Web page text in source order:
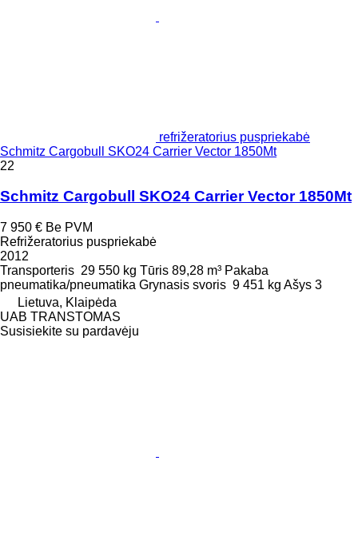
refrižeratorius puspriekabė
Schmitz Cargobull SKO24 Carrier Vector 1850Mt
22
Schmitz Cargobull SKO24 Carrier Vector 1850Mt
7 950 € Be PVM
Refrižeratorius puspriekabė
2012
Transporteris 29 550 kg Tūris 89,28 m³ Pakaba
pneumatika/pneumatika Grynasis svoris 9 451 kg Ašys 3
Lietuva, Klaipėda
UAB TRANSTOMAS
Susisiekite su pardavėju